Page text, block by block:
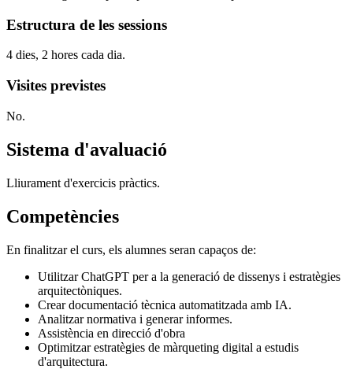
Estructura de les sessions
4 dies, 2 hores cada dia.
Visites previstes
No.
Sistema d'avaluació
Lliurament d'exercicis pràctics.
Competències
En finalitzar el curs, els alumnes seran capaços de:
Utilitzar ChatGPT per a la generació de dissenys i estratègies
arquitectòniques.
Crear documentació tècnica automatitzada amb IA.
Analitzar normativa i generar informes.
Assistència en direcció d'obra
Optimitzar estratègies de màrqueting digital a estudis
d'arquitectura.